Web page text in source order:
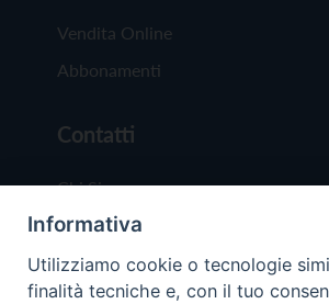
Vendita Online
Abbonamenti
Contatti
Chi Siamo
Redazione
Scrivici
Informativa
Utilizziamo cookie o tecnologie
finalità tecniche e, con il tuo